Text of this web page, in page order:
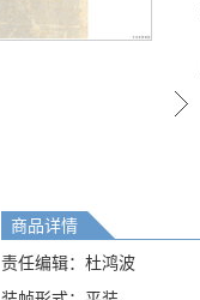
商品详情
责任编辑：杜鸿波